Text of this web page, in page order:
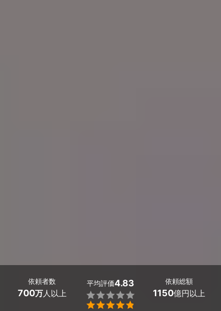
依頼者数
700万人以上
平均評価4.83


依頼総額
1150億円以上